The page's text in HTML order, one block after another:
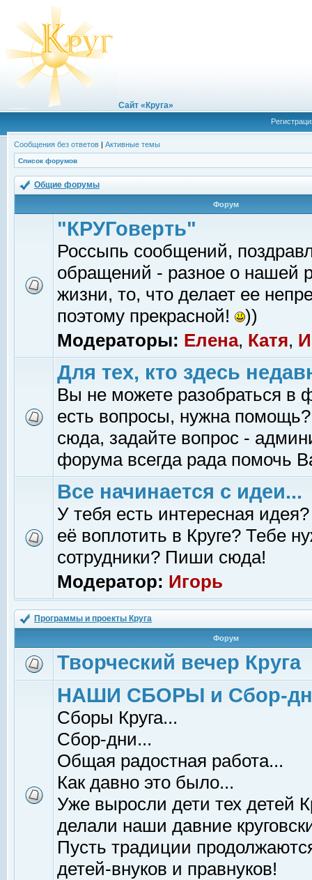
Сайт «Круга»
Сообщения без ответов | Активные темы
Список форумов
Общие форумы
Форум
"КРУГоверть"
Россыпь сообщений,
обращений - разное о нашей
жизни, то, что делает ее
поэтому прекрасной!
))
Модераторы: Елена, Катя,
Для тех, кто здесь
Вы не можете разобраться в
есть вопросы, нужна помощь?
сюда, задайте вопрос -
форума всегда рада помочь
Все начинается с идеи...
У тебя есть интересная
её воплотить в Круге? Тебе
сотрудники? Пиши сюда!
Модератор: Игорь
Программы и проекты Круга
Форум
Творческий вечер Круга
НАШИ СБОРЫ и Сбор-
Сборы Круга...
Сбор-дни...
Общая радостная работа...
Как давно это было...
Уже выросли дети тех детей
делали наши давние
Пусть традиции
детей-внуков и правнуков!